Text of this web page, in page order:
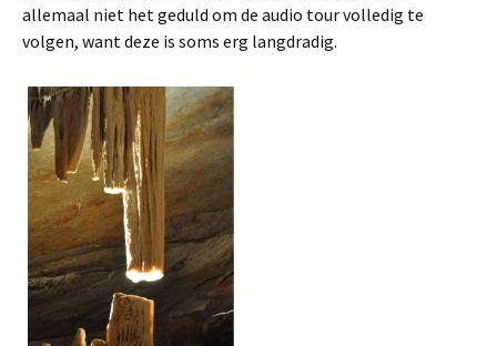
allemaal niet het geduld om de audio tour volledig te
volgen, want deze is soms erg langdradig.